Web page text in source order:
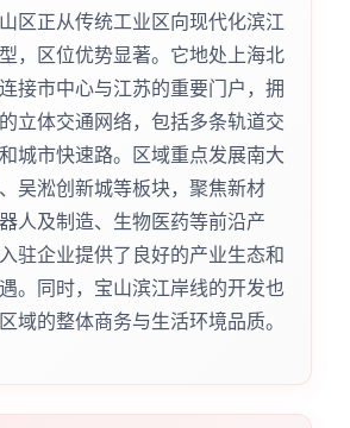
区正从传统工业区向现代化滨江
，区位优势显著。它地处上海北
接市中心与江苏的重要门户，拥
立体交通网络，包括多条轨道交
城市快速路。区域重点发展南大
吴淞创新城等板块，聚焦新材
人及制造、生物医药等前沿产
驻企业提供了良好的产业生态和
。同时，宝山滨江岸线的开发也
域的整体商务与生活环境品质。